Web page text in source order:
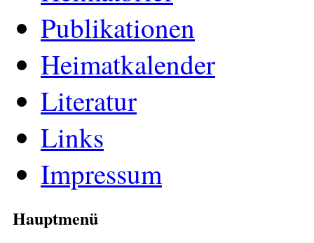
Publikationen
Heimatkalender
Literatur
Links
Impressum
Hauptmenü